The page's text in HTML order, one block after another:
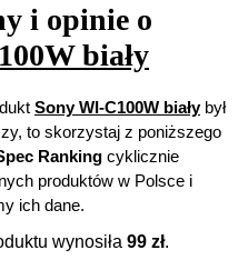
i opinie o
biały
Sony WI-C100W białybył
to skorzystaj z poniższego
Rankingcyklicznie
produktów w Polsce i
ich dane.
wynosiła 99zł.